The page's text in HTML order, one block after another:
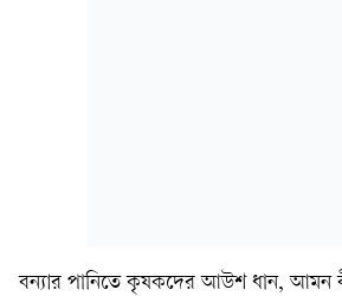
বন্যার পানিতে কৃষকদের আউশ ধান, আমন